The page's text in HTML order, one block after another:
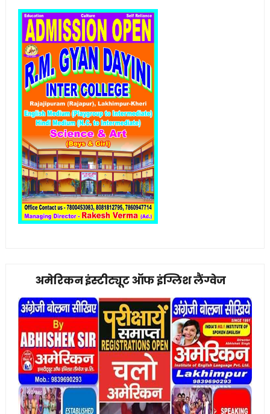
अमेरिकन इंस्टीट्यूट ऑफ इंग्लिश लैंग्वेज